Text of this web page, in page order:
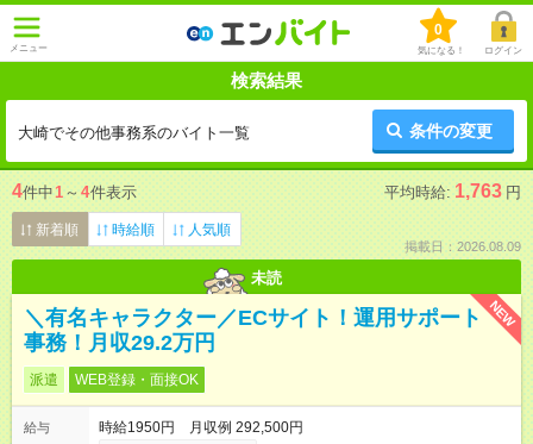
メニュー
0
気になる！ ログイン
検索結果
大崎でその他事務系のバイト一覧 条件の変更
4件中1 ～ 4件表示 平均時給: 1,763 円
新着順 時給順 人気順
掲載日：2026.08.09
未読
NEW
＼有名キャラクター／ECサイト！運用サポート
事務！月収29.2万円
派遣 WEB登録・面接OK
給与
時給1950円 月収例 292,500円